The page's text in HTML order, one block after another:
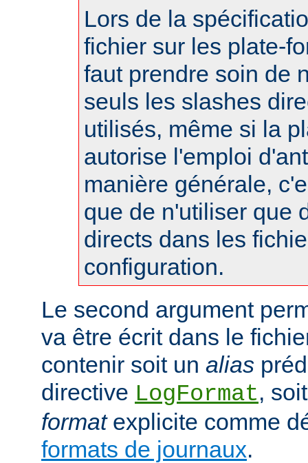
Lors de la
fichier sur les plate-
faut prendre soin de
seuls les slashes
utilisés, même si la
autorise l'emploi
manière générale,
que de n'utiliser que
directs dans les
configuration.
Le second argument
va être écrit dans le
contenir soit un alias
directive LogFormat,
formatexplicite comme
formats de journaux.